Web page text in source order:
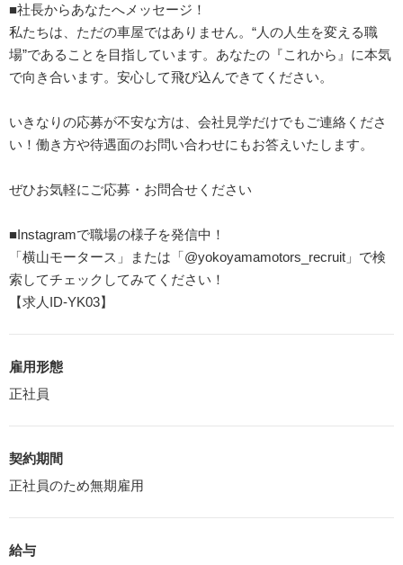
■社長からあなたへメッセージ！
私たちは、ただの車屋ではありません。“人の人生を変える職
場”であることを目指しています。あなたの『これから』に本気
で向き合います。安心して飛び込んできてください。
いきなりの応募が不安な方は、会社見学だけでもご連絡くださ
い！働き方や待遇面のお問い合わせにもお答えいたします。
ぜひお気軽にご応募・お問合せください
■Instagramで職場の様子を発信中！
「横山モータース」または「@yokoyamamotors_recruit」で検
索してチェックしてみてください！
【求人ID-YK03】
雇用形態
正社員
契約期間
正社員のため無期雇用
給与